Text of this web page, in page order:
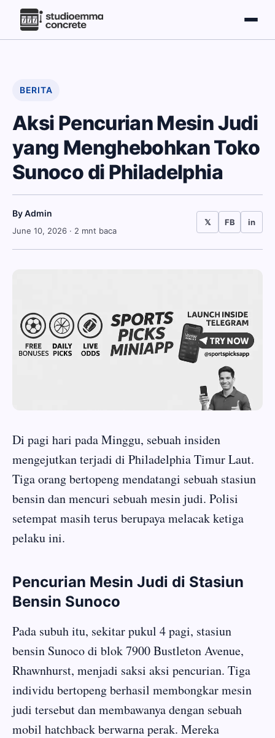
BERITA
Aksi Pencurian Mesin Judi
yang Menghebohkan Toko
Sunoco di Philadelphia
By Admin
June 10, 2026 · 2 mnt baca
𝕏 FB in
Di pagi hari pada Minggu, sebuah insiden
mengejutkan terjadi di Philadelphia Timur Laut.
Tiga orang bertopeng mendatangi sebuah stasiun
bensin dan mencuri sebuah mesin judi. Polisi
setempat masih terus berupaya melacak ketiga
pelaku ini.
Pencurian Mesin Judi di Stasiun
Bensin Sunoco
Pada subuh itu, sekitar pukul 4 pagi, stasiun
bensin Sunoco di blok 7900 Bustleton Avenue,
Rhawnhurst, menjadi saksi aksi pencurian. Tiga
individu bertopeng berhasil membongkar mesin
judi tersebut dan membawanya dengan sebuah
mobil hatchback berwarna perak. Mereka